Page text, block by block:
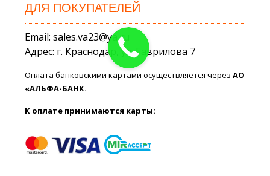
ДЛЯ ПОКУПАТЕЛЕЙ
Email: sales.va23@ya.ru
Адрес: г. Краснодар, ул. Гаврилова 7
Оплата банковскими картами осуществляется черезАО
«АЛЬФА-БАНК.
К оплате принимаются карты: